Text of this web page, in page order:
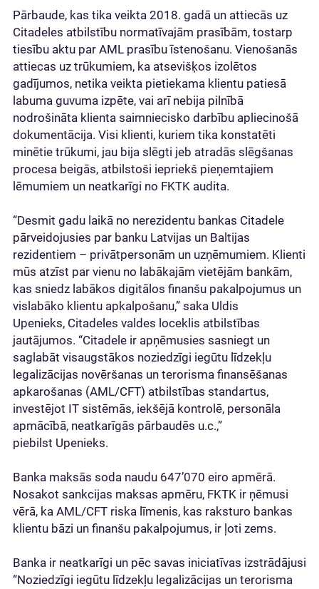
Pārbaude, kas tika veikta 2018. gadā un attiecās uz
Citadeles atbilstību normatīvajām prasībām, tostarp
tiesību aktu par AML prasību īstenošanu. Vienošanās
attiecas uz trūkumiem, ka atsevišķos izolētos
gadījumos, netika veikta pietiekama klientu patiesā
labuma guvuma izpēte, vai arī nebija pilnībā
nodrošināta klienta saimniecisko darbību apliecinošā
dokumentācija. Visi klienti, kuriem tika konstatēti
minētie trūkumi, jau bija slēgti jeb atradās slēgšanas
procesa beigās, atbilstoši iepriekš pieņemtajiem
lēmumiem un neatkarīgi no FKTK audita.
“Desmit gadu laikā no nerezidentu bankas Citadele
pārveidojusies par banku Latvijas un Baltijas
rezidentiem – privātpersonām un uzņēmumiem. Klienti
mūs atzīst par vienu no labākajām vietējām bankām,
kas sniedz labākos digitālos finanšu pakalpojumus un
vislabāko klientu apkalpošanu,” saka Uldis
Upenieks, Citadeles valdes loceklis atbilstības
jautājumos. “Citadele ir apņēmusies sasniegt un
saglabāt visaugstākos noziedzīgi iegūtu līdzekļu
legalizācijas novēršanas un terorisma finansēšanas
apkarošanas (AML/CFT) atbilstības standartus,
investējot IT sistēmās, iekšējā kontrolē, personāla
apmācībā, neatkarīgās pārbaudēs u.c.,”
piebilst Upenieks.
Banka maksās soda naudu 647’070 eiro apmērā.
Nosakot sankcijas maksas apmēru, FKTK ir ņēmusi
vērā, ka AML/CFT riska līmenis, kas raksturo bankas
klientu bāzi un finanšu pakalpojumus, ir ļoti zems.
Banka ir neatkarīgi un pēc savas iniciatīvas izstrādājusi
“Noziedzīgi iegūtu līdzekļu legalizācijas un terorisma